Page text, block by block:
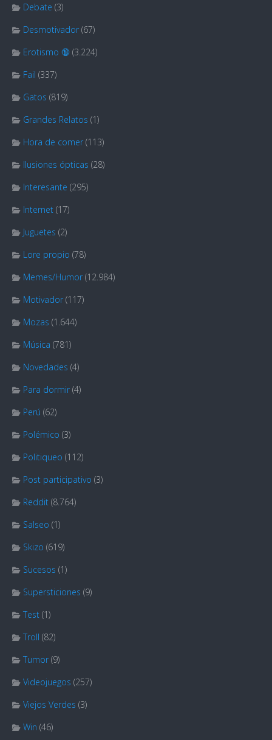
Debate (3)
Desmotivador (67)
Erotismo 🔞 (3.224)
Fail (337)
Gatos (819)
Grandes Relatos (1)
Hora de comer (113)
Ilusiones ópticas (28)
Interesante (295)
Internet (17)
Juguetes (2)
Lore propio (78)
Memes/Humor (12.984)
Motivador (117)
Mozas (1.644)
Música (781)
Novedades (4)
Para dormir (4)
Perú (62)
Polémico (3)
Politiqueo (112)
Post participativo (3)
Reddit (8.764)
Salseo (1)
Skizo (619)
Sucesos (1)
Supersticiones (9)
Test (1)
Troll (82)
Tumor (9)
Videojuegos (257)
Viejos Verdes (3)
Win (46)